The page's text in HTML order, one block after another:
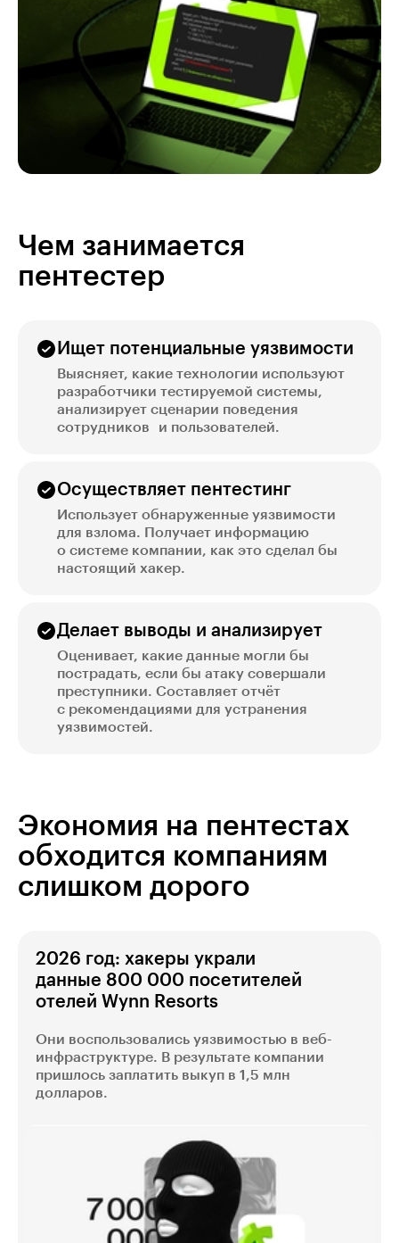
Чем занимается
пентестер
Ищет потенциальные уязвимости
Выясняет, какие технологии используют
разработчики тестируемой системы,
анализирует сценарии поведения
сотрудников и пользователей.
Осуществляет пентестинг
Использует обнаруженные уязвимости
для взлома. Получает информацию
о системе компании, как это сделал бы
настоящий хакер.
Делает выводы и анализирует
Оценивает, какие данные могли бы
пострадать, если бы атаку совершали
преступники. Составляет отчёт
с рекомендациями для устранения
уязвимостей.
Экономия на пентестах
обходится компаниям
слишком дорого
2026 год: хакеры украли
данные 800 000 посетителей
отелей Wynn Resorts
Они воспользовались уязвимостью в веб-
инфраструктуре. В результате компании
пришлось заплатить выкуп в 1,5 млн
долларов.